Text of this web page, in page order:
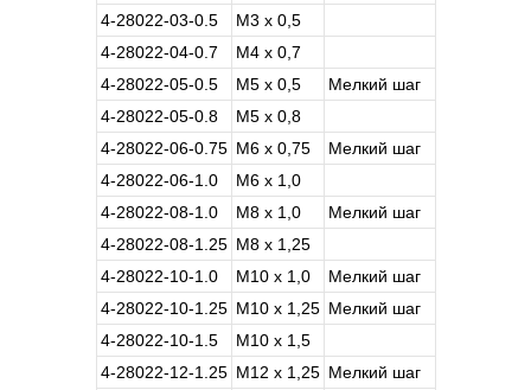
4-28022-03-0.5
М3 х 0,5
4-28022-04-0.7
М4 х 0,7
4-28022-05-0.5
М5 х 0,5
Мелкий шаг
4-28022-05-0.8
М5 х 0,8
4-28022-06-0.75 М6 х 0,75
Мелкий шаг
4-28022-06-1.0
М6 х 1,0
4-28022-08-1.0
М8 х 1,0
Мелкий шаг
4-28022-08-1.25 М8 х 1,25
4-28022-10-1.0
М10 х 1,0
Мелкий шаг
4-28022-10-1.25 М10 х 1,25 Мелкий шаг
4-28022-10-1.5
М10 х 1,5
4-28022-12-1.25 М12 х 1,25 Мелкий шаг